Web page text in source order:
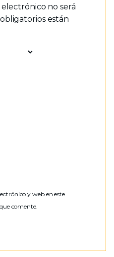
no será
están
y web en este
comente.